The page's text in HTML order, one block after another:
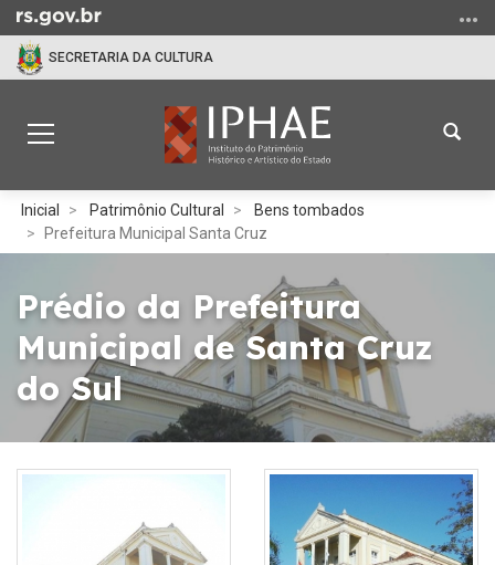
para
para
menu
para
busca
SECRETARIA DA CULTURA
Alterna
navegação
Abrir
busca
Início
conteúdo
Inicial Patrimônio Cultural
Bens tombados
Prefeitura Municipal Santa Cruz
Prédio da Prefeitura
Municipal de Santa Cruz
do Sul